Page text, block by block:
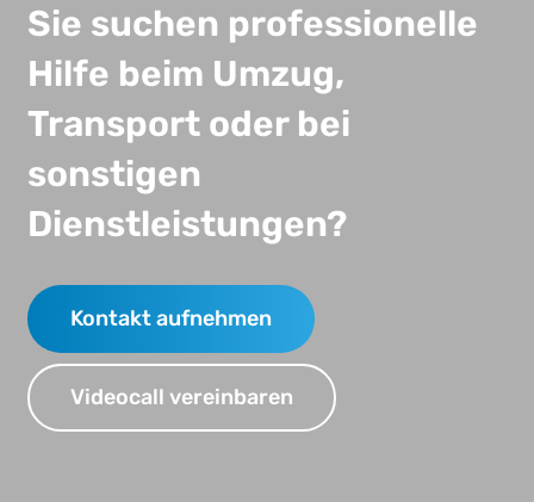
Sie suchen professionelle
Hilfe beim Umzug,
Transport oder bei
sonstigen
Dienstleistungen?
Kontakt aufnehmen
Videocall vereinbaren